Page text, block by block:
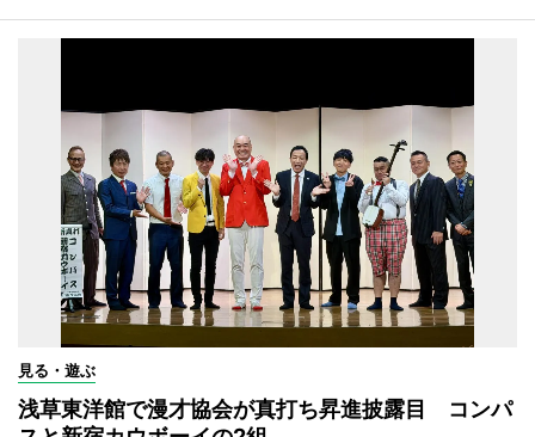
見る・遊ぶ
浅草東洋館で漫才協会が真打ち昇進披露目 コンパ